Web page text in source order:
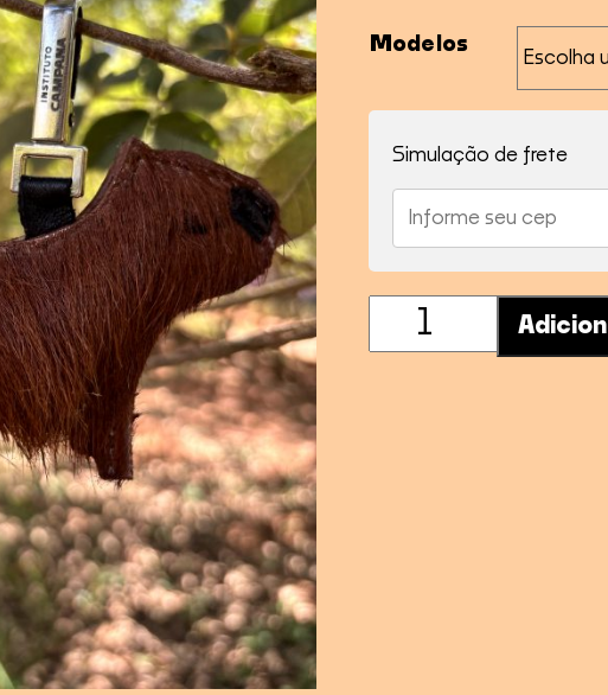
R$
Modelos
Simulação de frete
Chaveiros
quantidade